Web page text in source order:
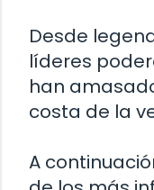
Desde
líderes
han
costa de la
A